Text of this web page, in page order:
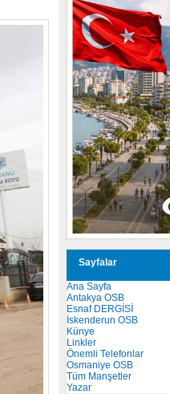
Sayfalar
Ana Sayfa
Antakya OSB
Esnaf DERGİSİ
İskenderun OSB
Künye
Linkler
Önemli Telefonlar
Osmaniye OSB
Tüm Manşetler
Yazar